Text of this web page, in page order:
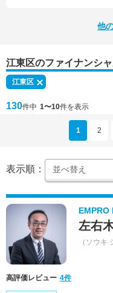
他
江東区のファイナンシ
江東区
130件中 1〜10件を表示
1 2
表示順：
左右
（ソウキ
高評価レビュー 4件